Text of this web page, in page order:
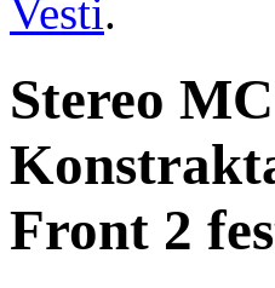
Vesti.
Stereo
Front 2